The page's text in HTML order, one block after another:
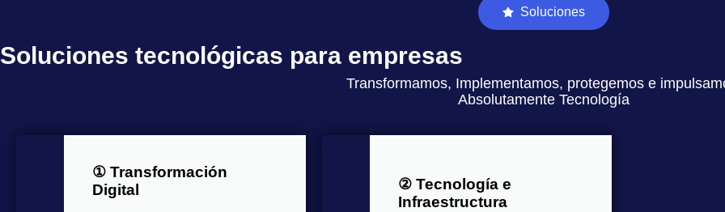
Soluciones
Soluciones tecnológicas para empresas
Transformamos, Implementamos, protegemos e
Absolutamente Tecnología
① Transformación
Digital
② Tecnología e
Infraestructura